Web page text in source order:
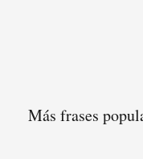
Más frases